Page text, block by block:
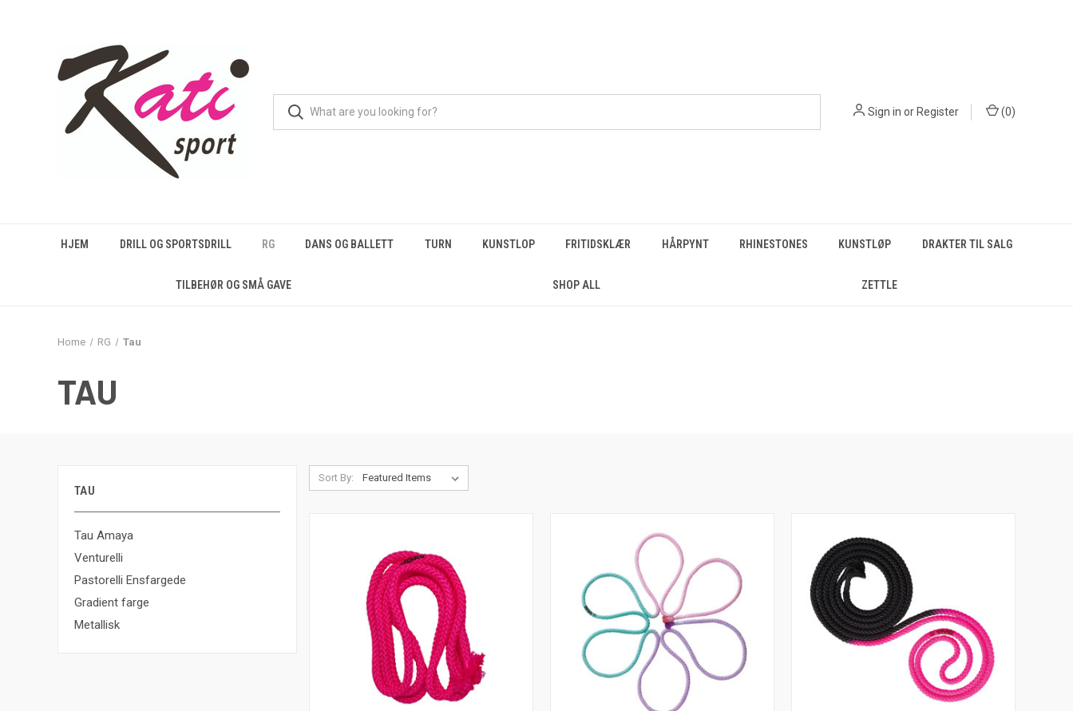
Sign in orRegister (0)
HJEM DRILL OG SPORTSDRILL RG DANS OG BALLETT TURN KUNSTLOP FRITIDSKLÆR HÅRPYNT RHINESTONES KUNSTLØP DRAKTER TIL SALG
TILBEHØR OG SMÅ GAVE SHOP ALL ZETTLE
Home RG Tau
TAU
TAU
Tau Amaya
Venturelli
Pastorelli Ensfargede
Gradient farge
Metallisk
Sort By: